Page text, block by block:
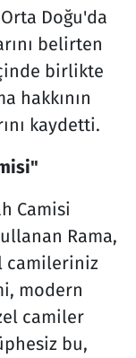
Doğu'da
belirten
birlikte
hakkının
kaydetti.
Camisi
Rama,
camileriniz
modern
camiler
bu,